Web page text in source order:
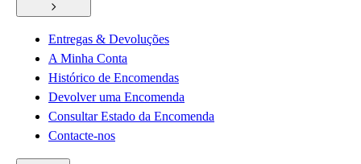
Entregas & Devoluções
A Minha Conta
Histórico de Encomendas
Devolver uma Encomenda
Consultar Estado da Encomenda
Contacte-nos